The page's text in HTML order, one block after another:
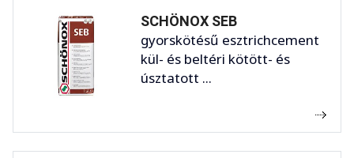
SCHÖNOX SEB
gyorskötésű esztrichcement
kül- és beltéri kötött- és
úsztatott ...